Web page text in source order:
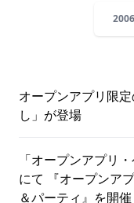
オープンアプリ限
し」が登場
「オープンアプリ
にて 『オープンア
＆パーティ』を開催